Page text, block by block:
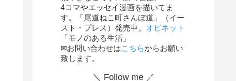
4コマやエッセイ漫画を描いてま
す。「尾道ねこ町さんぽ道」（イー
スト・プレス）発売中。 オピネット
「モノのある生活」
✉お問い合わせはこちらからお願い
致します。
＼ Follow me ／